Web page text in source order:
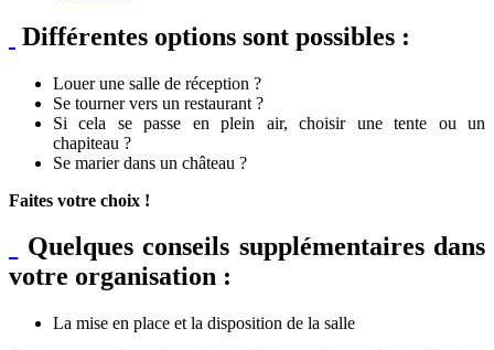
Différentes options sont possibles :
Louer une salle de réception ?
Se tourner vers un restaurant ?
Si cela se passe en plein air, choisir une tente ou un
chapiteau ?
Se marier dans un château ?
Faites votre choix !
Quelques conseils supplémentaires dans
votre organisation :
La mise en place et la disposition de la salle